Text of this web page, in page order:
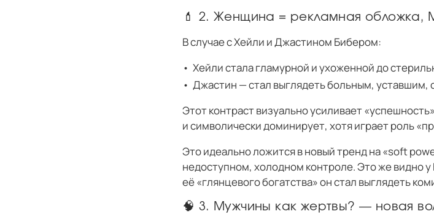
💄 2. Женщина = рекламная обложка,
В случае с Хейли и Джастином Бибером:
Хейли стала гламурной и ухоженной до
Джастин — стал выглядеть больным, уставшим,
Этот контраст визуально усиливает
и символически доминирует, хотя играет роль
Это идеально ложится в новый тренд на «soft
недоступном, холодном контроле. Это же видно
её «глянцевого богатства» он стал выглядеть
🧠 3. Мужчины как жертвы? — новая